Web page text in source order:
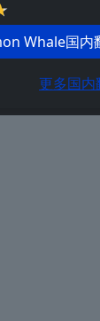
Whale国内
更多国